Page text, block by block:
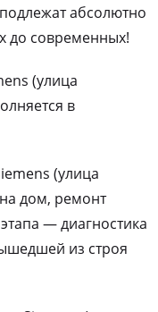
абсолютно
до современных!
(улица
в
(улица
дом, ремонт
— диагностика
из строя